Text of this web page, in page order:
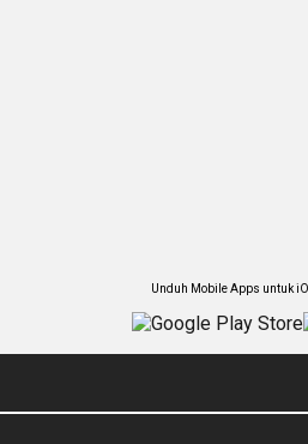
Unduh Mobile Apps untuk